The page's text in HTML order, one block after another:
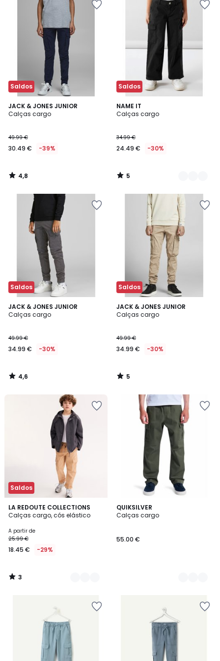
Saldos
JACK & JONES JUNIOR
Calças cargo
49.99 €
30.49 € -39%
4,8
/ 5
4,8
/
Saldos
NAME IT
Calças cargo
34.99 €
24.49 € -30%
5
/
2
Cores
5
/
Saldos
JACK & JONES JUNIOR
Calças cargo
49.99 €
34.99 € -30%
4,6
/ 5
4,6
/
Saldos
JACK & JONES JUNIOR
Calças cargo
49.99 €
34.99 € -30%
5
/
5
/
Saldos
LA REDOUTE COLLECTIONS
Calças cargo, cós elástico
A partir de
25.99 €
18.45 € -29%
3
/
2
Cores
3
/
QUIKSILVER
Calças cargo
55.00 €
2
Cores